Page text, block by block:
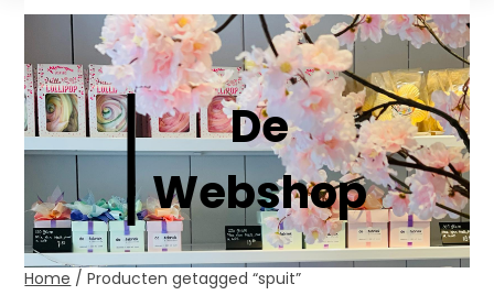
De
Webshop
Home / Producten getagged “spuit”